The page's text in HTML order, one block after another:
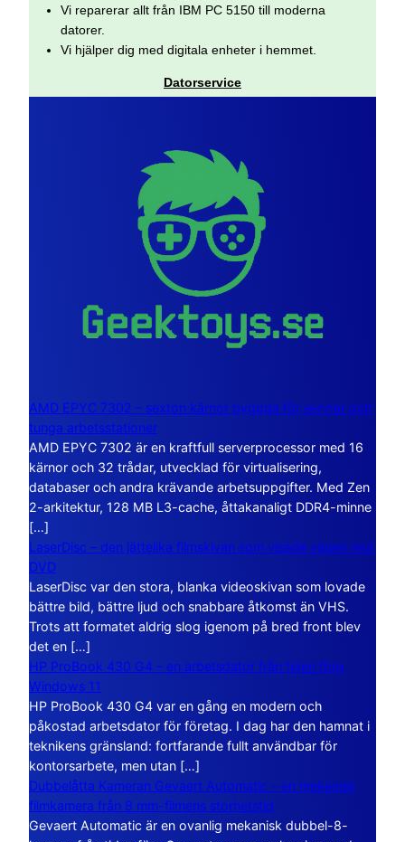
Vi reparerar allt från IBM PC 5150 till moderna
datorer.
Vi hjälper dig med digitala enheter i hemmet.
Datorservice
AMD EPYC 7302 – sexton kärnor byggda för servrar och
tunga arbetsstationer
AMD EPYC 7302 är en kraftfull serverprocessor med 16
kärnor och 32 trådar, utvecklad för virtualisering,
databaser och andra krävande arbetsuppgifter. Med Zen
2-arkitektur, 128 MB L3-cache, åttakanaligt DDR4-minne
[…]
LaserDisc – den jättelika filmskivan som visade vägen mot
DVD
LaserDisc var den stora, blanka videoskivan som lovade
bättre bild, bättre ljud och snabbare åtkomst än VHS.
Trots att formatet aldrig slog igenom på bred front blev
det en […]
HP ProBook 430 G4 – en arbetsdator från tiden före
Windows 11
HP ProBook 430 G4 var en gång en modern och
påkostad arbetsdator för företag. I dag har den hamnat i
teknikens gränsland: fortfarande fullt användbar för
kontorsarbete, men utan […]
Dubbelåtta Kameran Gevaert Automatic – en mekanisk
filmkamera från 8 mm-filmens storhetstid
Gevaert Automatic är en ovanlig mekanisk dubbel-8-